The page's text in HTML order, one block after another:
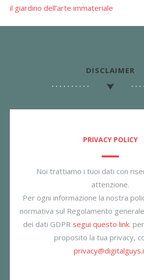
il giardino dell’arte immateriale
DISCLAIMER
PRIVACY POLICY
Noi trattiamo i tuoi dati con
attenzione.
Per ogni informazione la nostra
normativa sul Regolamento
dei dati GDPR segui questo link.
proposito la tua privacy,